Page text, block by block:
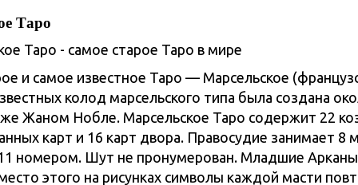
Таро
и самое известное Таро — Марсельское
колод марсельского типа была создана
Жаном Нобле. Марсельское Таро содержит 22
карт и 16 карт двора. Правосудие занимает 8
номером. Шут не пронумерован. Младшие
этого на рисунках символы каждой масти